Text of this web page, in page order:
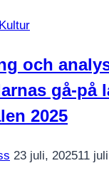
Kultur
och
gå-på
2025
23 juli, 202511